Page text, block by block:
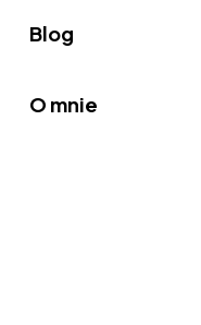
Blog
O mnie